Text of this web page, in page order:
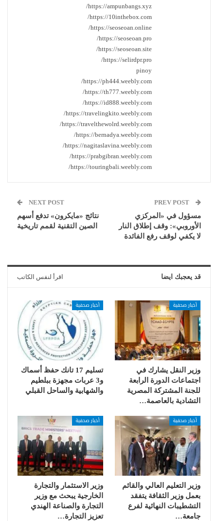
https://ampunbangs.xyz/
https://10inthebox.com/
https://seoseoan.online/
https://seoseoan.pro/
https://seoseoan.site/
https://selirdpr.pro/
pinoy
https://ph444.weebly.com/
https://th777.weebly.com/
https://id888.weebly.com/
https://travelingkito.weebly.com/
https://travelthewolrd.weebly.com/
https://bernadya.weebly.com/
https://nagitaslavina.weebly.com/
https://prabgibran.weebly.com/
https://touringbali.weebly.com/
مسؤول في «المركزي
الأوروبي»: وقف إطلاق النار
لا يكفي لوقف رفع الفائدة
NEXT POST
نتائج «مايكرون» تدفع أسهم
الصين التقنية لقمم تاريخية
قد يعجبك ايضا اقرأ لنفس الكاتب
أخبار صحفية
وزير النقل يشارك في
اجتماعات الدورة الرابعة
للجنة المشتركة المصرية
التشادية بالعاصمة…
أخبار صحفية
تسليم 17 تانك حفظ أسماك
و3 عربات مجهزة ببلطيم
والشهابية والساحل القبلي
أخبار صحفية
وزير التعليم العالي والقائم
بعمل وزير الثقافة يتفقد
التشطيبات النهائية لفرع
جامعة…
أخبار صحفية
وزير الاستثمار والتجارة
الخارجية يبحث مع وزير
التجارة والصناعة الهندي
تعزيز التجارة…